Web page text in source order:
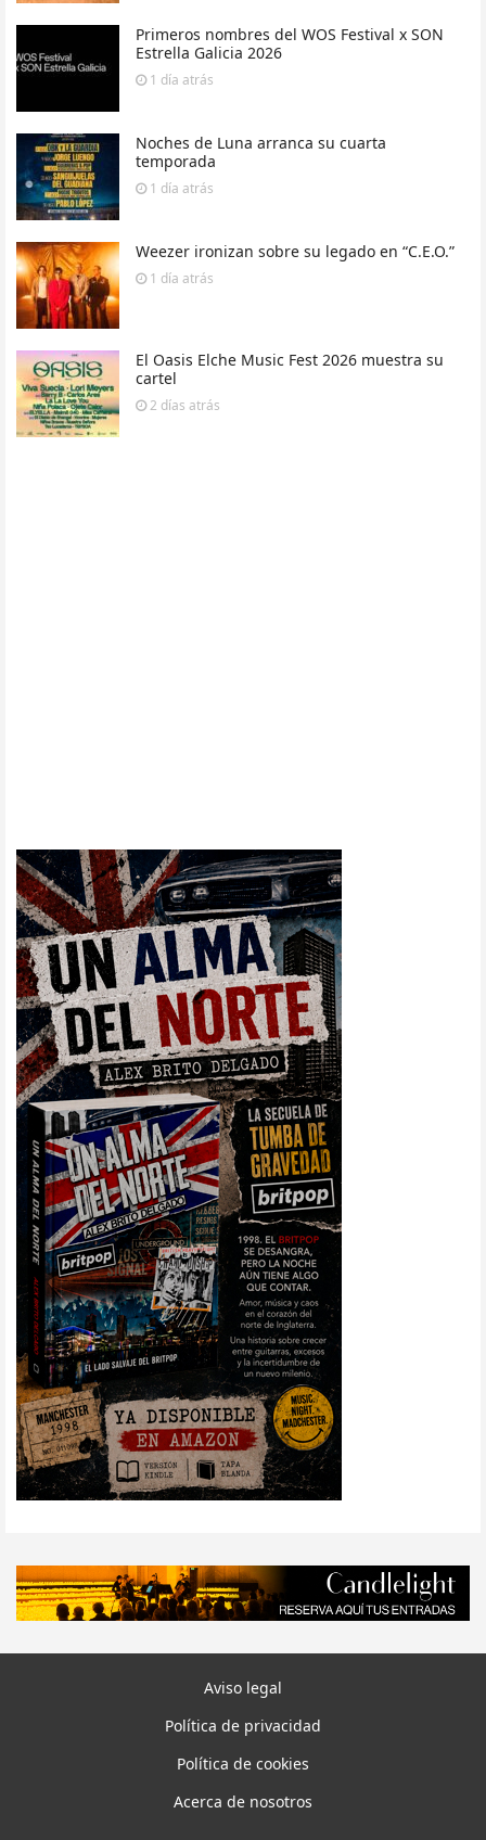
Primeros nombres del WOS Festival x SON
Estrella Galicia 2026
1 día atrás
Noches de Luna arranca su cuarta
temporada
1 día atrás
Weezer ironizan sobre su legado en “C.E.O.”
1 día atrás
El Oasis Elche Music Fest 2026 muestra su
cartel
2 días atrás
Aviso legal
Política de privacidad
Política de cookies
Acerca de nosotros